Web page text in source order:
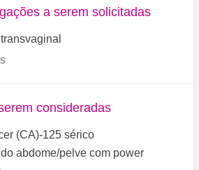
a serem solicitadas
consideradas
(CA)-125 sérico
abdome/pelve com power